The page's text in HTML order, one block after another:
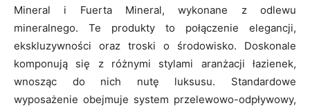
Mineral i Fuerta Mineral, wykonane z odlewu
mineralnego. Te produkty to połączenie elegancji,
ekskluzywności oraz troski o środowisko. Doskonale
komponują się z różnymi stylami aranżacji łazienek,
wnosząc do nich nutę luksusu. Standardowe
wyposażenie obejmuje system przelewowo-odpływowy,